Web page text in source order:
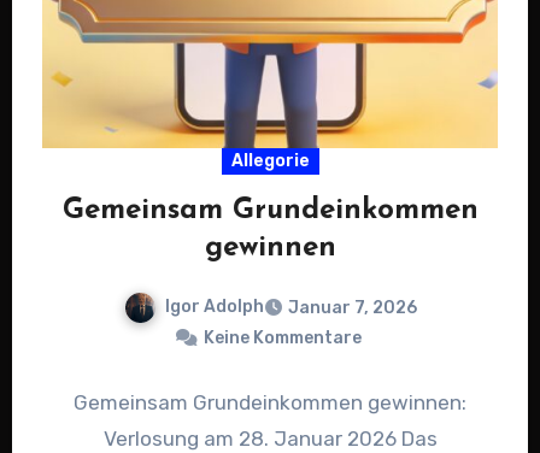
Allegorie
Gemeinsam Grundeinkommen
gewinnen
Igor Adolph
Januar 7, 2026
Keine Kommentare
Gemeinsam Grundeinkommen gewinnen:
Verlosung am 28. Januar 2026 Das